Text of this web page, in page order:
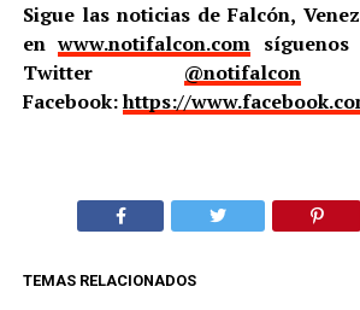
Sigue las noticias de Falcón,
enwww.notifalcon.com síguenos
Twitter @notifalcon
Facebook:https://
TEMAS RELACIONADOS